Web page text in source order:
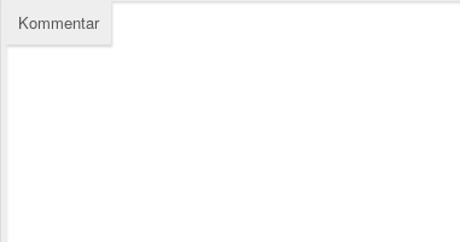
Kommentar